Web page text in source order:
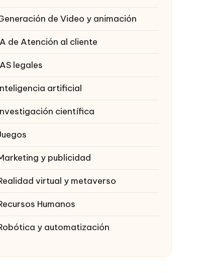
de Video y animación
de Atención al cliente
legales
artificial
científica
y publicidad
virtual y metaverso
Humanos
y automatización